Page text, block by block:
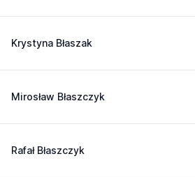
Krystyna Błaszak
Mirosław Błaszczyk
Rafał Błaszczyk